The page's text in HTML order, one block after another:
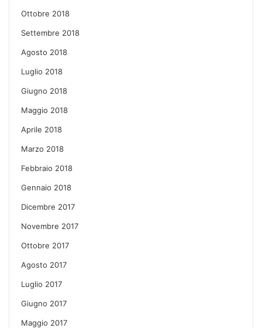
Ottobre 2018
Settembre 2018
Agosto 2018
Luglio 2018
Giugno 2018
Maggio 2018
Aprile 2018
Marzo 2018
Febbraio 2018
Gennaio 2018
Dicembre 2017
Novembre 2017
Ottobre 2017
Agosto 2017
Luglio 2017
Giugno 2017
Maggio 2017